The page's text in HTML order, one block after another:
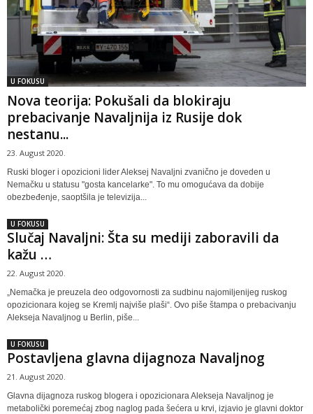
U FOKUSU
Nova teorija: Pokušali da blokiraju
prebacivanje Navaljnija iz Rusije dok
nestanu...
23. August 2020.
Ruski bloger i opozicioni lider Aleksej Navaljni zvanično je doveden u
Nemačku u statusu "gosta kancelarke". To mu omogućava da dobije
obezbeđenje, saoptšila je televizija...
U FOKUSU
Slučaj Navaljni: Šta su mediji zaboravili da
kažu …
22. August 2020.
„Nemačka je preuzela deo odgovornosti za sudbinu najomiljenijeg ruskog
opozicionara kojeg se Kremlj najviše plaši“. Ovo piše štampa o prebacivanju
Alekseja Navaljnog u Berlin, piše...
U FOKUSU
Postavljena glavna dijagnoza Navaljnog
21. August 2020.
Glavna dijagnoza ruskog blogera i opozicionara Alekseja Navaljnog je
metabolički poremećaj zbog naglog pada šećera u krvi, izjavio je glavni doktor